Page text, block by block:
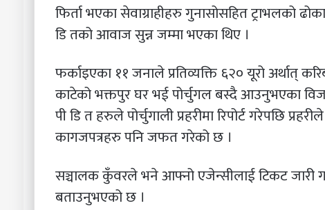
फिर्ता भएका सेवाग्राहीहरु गुनासोसहित ट्राभलको
डि तको आवाज सुन्न जम्मा भएका थिए ।
फर्काइएका ११ जनाले प्रतिव्यक्ति ६२० यूरो अर्थात्
काटेको भक्तपुर घर भई पोर्चुगल बस्दै आउनुभएका
पी डि त हरुले पोर्चुगाली प्रहरीमा रिपोर्ट गरेपछि
कागजपत्रहरु पनि जफत गरेको छ ।
सञ्चालक कुँवरले भने आफ्नो एजेन्सीलाई टिकट जारी
बताउनुभएको छ ।